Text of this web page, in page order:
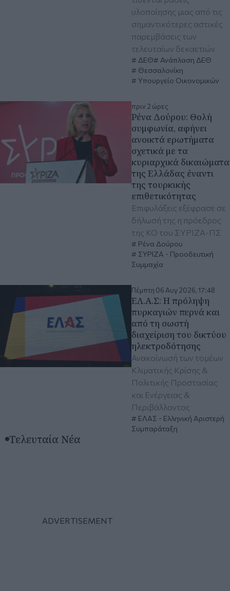
υλοποίησης μιας από τις
σημαντικότερες αστικές
παρεμβάσεις των
τελευταίων δεκαετιών
ΔΕΘ
Ανάπλαση ΔΕΘ
Θεσσαλονίκη
Υπουργείο Οικονομικών
πριν 2 ώρες
Ρένα Δούρου: Θολή
συμφωνία, αφήνει
ανοικτά ερωτήματα
σχετικά με τα
κυριαρχικά δικαιώματα
της Ελλάδας έναντι
της τουρκικής
επιθετικότητας
Επιφυλάξεις εξέφρασε σε
δήλωσή της η πρόεδρος
της ΚΟ του ΣΥΡΙΖΑ-ΠΣ
Ρένα Δούρου
ΣΥΡΙΖΑ - Προοδευτική
Συμμαχία
Πέμπτη 06 Αυγ 2026, 17:48
ΕΛ.Α.Σ: Η πρόληψη
πυρκαγιών περνά και
από τη σωστή
διαχείριση του δικτύου
ηλεκτροδότησης
Ανακοίνωσή των τομέων
Κλιματικής Κρίσης &
Πολιτικής Προστασίας
και Ενέργειας &
Περιβάλλοντος
ΕΛΑΣ - Ελληνική Αριστερή
Συμπαράταξη
Τελευταία Νέα